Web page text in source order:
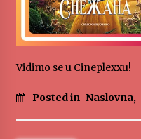
Vidimo se u Cineplexxu!
Posted in Naslovna,